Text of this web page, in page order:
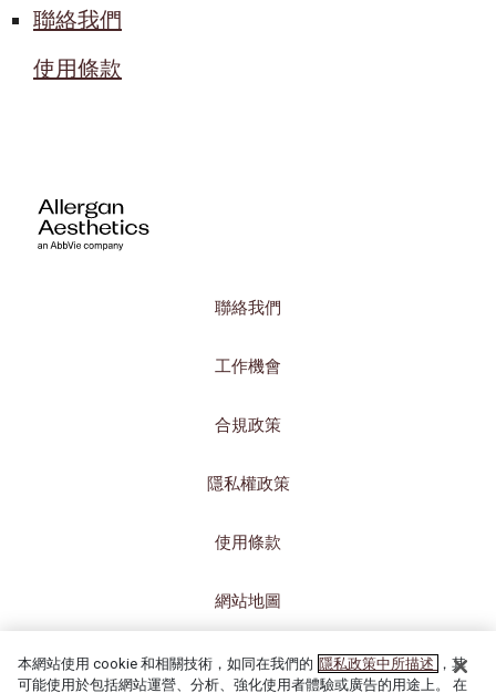
聯絡我們
使用條款
聯絡我們
工作機會
合規政策
隱私權政策
使用條款
網站地圖
COOKIE 設定
本網站使用 cookie 和相關技術，如同在我們的 隱私政策中所描述 ，其
可能使用於包括網站運營、分析、強化使用者體驗或廣告的用途上。 在